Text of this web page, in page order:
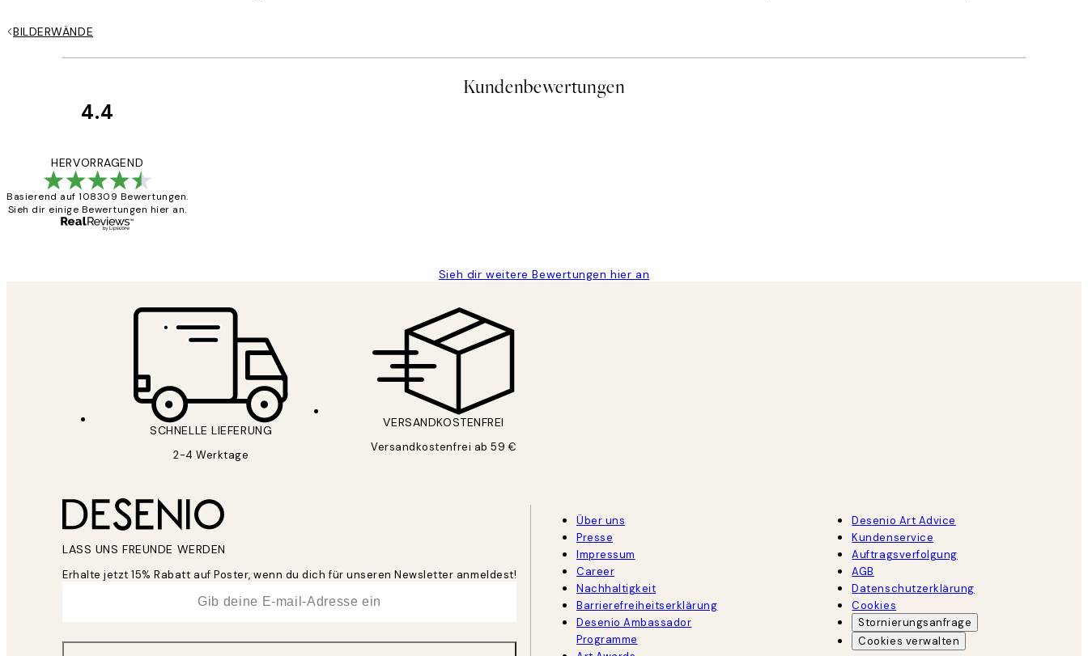
BILDERWÄNDE
Kundenbewertungen
4.4
HERVORRAGEND
Basierend auf 108309 Bewertungen.
Sieh dir einige Bewertungen hier an.
Sieh dir weitere Bewertungen hier an
SCHNELLE LIEFERUNG
2-4 Werktage
VERSANDKOSTENFREI
Versandkostenfrei ab 59 €
LASS UNS FREUNDE WERDEN
Erhalte jetzt 15% Rabatt auf Poster, wenn du dich für unseren Newsletter anmeldest!
Über uns
Presse
Impressum
Career
Nachhaltigkeit
Barrierefreiheitserklärung
Desenio Ambassador
Programme
Desenio Art Advice
Kundenservice
Auftragsverfolgung
AGB
Datenschutzerklärung
Cookies
Stornierungsanfrage
Cookies verwalten